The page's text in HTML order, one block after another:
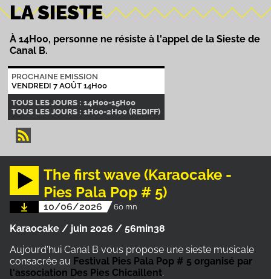
LA SIESTE
À 14H00, personne ne résiste à l'appel de la Sieste de
Canal B.
PROCHAINE EMISSION
VENDREDI 7 AOÛT 14H00
TOUS LES JOURS : 14H00-15H00
TOUS LES JOURS : 1H00-2H00 (REDIFF)
The first wave (Karaocake -
Pies Pala Pop # 5)
10/06/2026 60 mn
Karaocake / juin 2026 / 56min38
Aujourd'hui Canal B vous propose une sieste musicale
consacrée au Festival Pies Pala Pop # 5 organisé par
l'association Des Pies Chicaillent.